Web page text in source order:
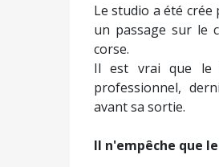
Le studio a été crée
un passage sur le
corse.
Il est vrai que le
professionnel,
avant sa sortie.
Il n'empêche que